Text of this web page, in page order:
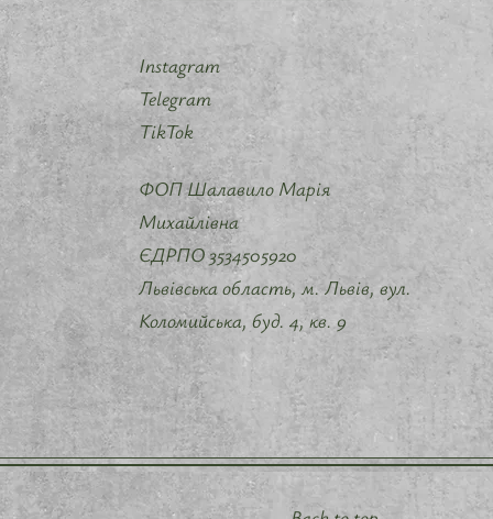
Instagram
Telegram
TikTok
ФОП Шалавило Марія
Михайлівна
ЄДРПО 3534505920
Львівська область, м. Львів, вул.
Коломийська, буд. 4, кв. 9 ​